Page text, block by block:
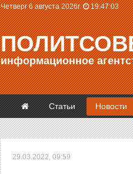
Четверг 6 августа 2026г. 19:47:04
информационное
Статьи Новости
29.03.2022, 09:59